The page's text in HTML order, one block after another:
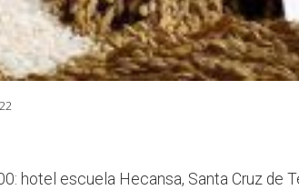
hotel escuela Hecansa, Santa Cruz de